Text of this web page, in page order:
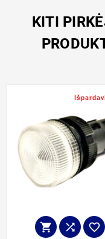
KITI
  